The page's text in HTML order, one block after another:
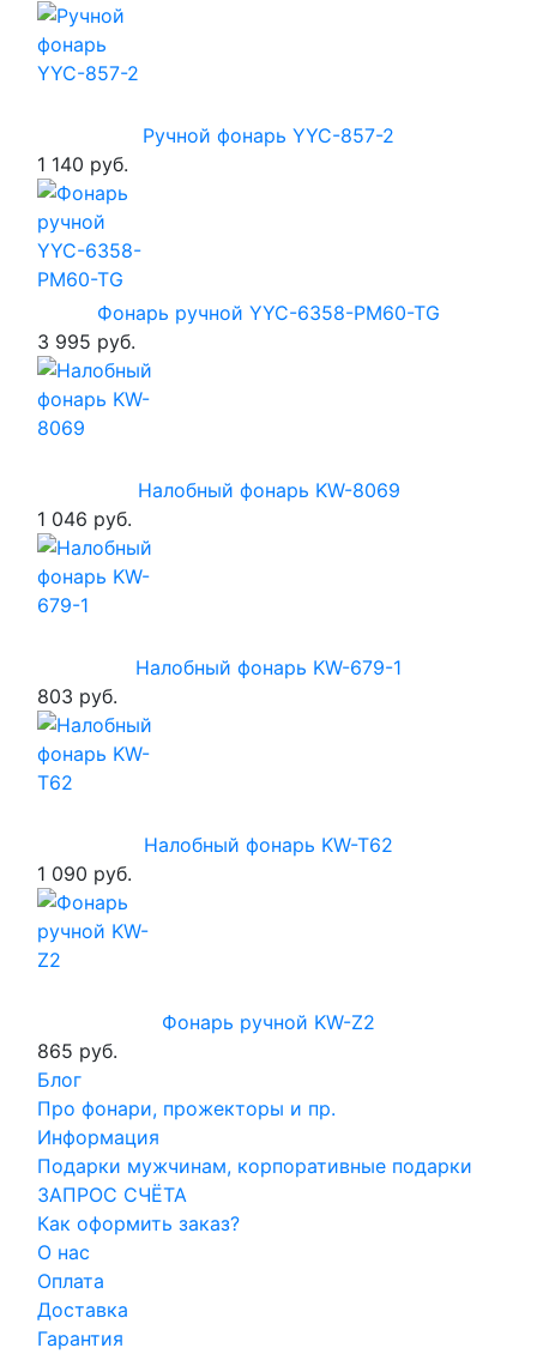
Ручной фонарь YYC-857-2
1 140 руб.
Фонарь ручной YYC-6358-PM60-TG
3 995 руб.
Налобный фонарь KW-8069
1 046 руб.
Налобный фонарь KW-679-1
803 руб.
Налобный фонарь KW-T62
1 090 руб.
Фонарь ручной KW-Z2
865 руб.
Блог
Про фонари, прожекторы и пр.
Информация
Подарки мужчинам, корпоративные подарки
ЗАПРОС СЧЁТА
Как оформить заказ?
О нас
Оплата
Доставка
Гарантия